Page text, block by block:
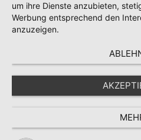
um ihre Dienste anzubieten,
Werbung entsprechend den
anzuzeigen.